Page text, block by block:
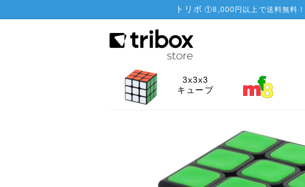
トリボ ①8,000円以上で送料無料！
3x3x3
キューブ